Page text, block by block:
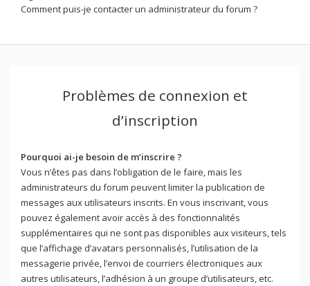
Comment puis-je contacter un administrateur du forum ?
Problèmes de connexion et
d’inscription
Pourquoi ai-je besoin de m’inscrire ?
Vous n’êtes pas dans l’obligation de le faire, mais les
administrateurs du forum peuvent limiter la publication de
messages aux utilisateurs inscrits. En vous inscrivant, vous
pouvez également avoir accès à des fonctionnalités
supplémentaires qui ne sont pas disponibles aux visiteurs, tels
que l’affichage d’avatars personnalisés, l’utilisation de la
messagerie privée, l’envoi de courriers électroniques aux
autres utilisateurs, l’adhésion à un groupe d’utilisateurs, etc.